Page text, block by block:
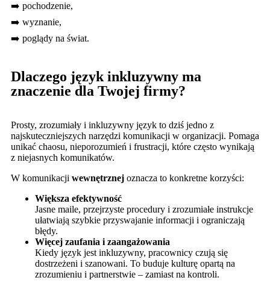
➡️ pochodzenie,
➡️ wyznanie,
➡️ poglądy na świat.
Dlaczego język inkluzywny ma
znaczenie dla Twojej firmy?
Prosty, zrozumiały i inkluzywny język to dziś jedno z
najskuteczniejszych narzędzi komunikacji w organizacji. Pomaga
unikać chaosu, nieporozumień i frustracji, które często wynikają
z niejasnych komunikatów.
W komunikacji wewnętrznej oznacza to konkretne korzyści:
Większa efektywność
Jasne maile, przejrzyste procedury i zrozumiałe instrukcje
ułatwiają szybkie przyswajanie informacji i ograniczają
błędy.
Więcej zaufania i zaangażowania
Kiedy język jest inkluzywny, pracownicy czują się
dostrzeżeni i szanowani. To buduje kulturę opartą na
zrozumieniu i partnerstwie – zamiast na kontroli.